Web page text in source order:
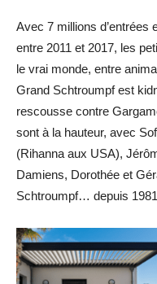
Avec 7 millions d’entrées
entre 2011 et 2017, les
le vrai monde, entre
Grand Schtroumpf est
rescousse contre
sont à la hauteur, avec
(Rihanna aux USA),
Damiens, Dorothée et
Schtroumpf… depuis